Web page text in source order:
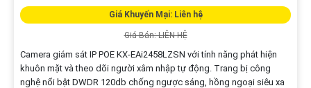
Giá Khuyến Mại: Liên hệ
Giá Bán: LIÊN HỆ
Camera giám sát IP POE KX-EAi2458LZSN với tính năng phát hiện
khuôn mặt và theo dõi người xâm nhập tự động. Trang bị công
nghệ nổi bật DWDR 120db chống ngược sáng, hồng ngoại siêu xa